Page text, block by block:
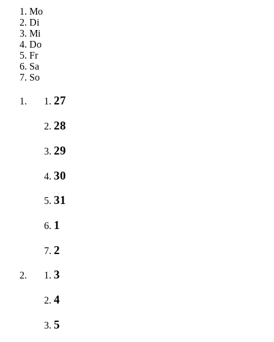
Mo
Di
Mi
Do
Fr
Sa
So
27
28
29
30
31
1
2
3
4
5